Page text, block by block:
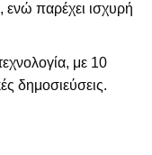
ενώ παρέχει ισχυρή
με 10
δημοσιεύσεις.